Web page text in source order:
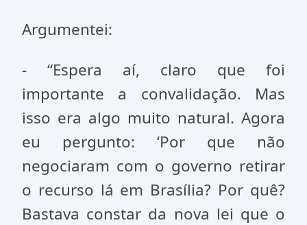
Argumentei:
- “Espera aí, claro que foi
importante a convalidação. Mas
isso era algo muito natural. Agora
eu pergunto: ‘Por que não
negociaram com o governo retirar
o recurso lá em Brasília? Por quê?
Bastava constar da nova lei que o